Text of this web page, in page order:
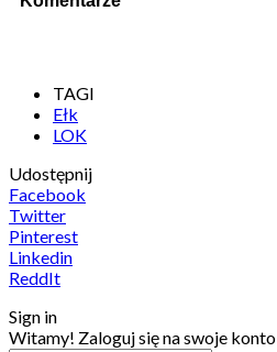
TAGI
Ełk
LOK
Udostępnij
Facebook
Twitter
Pinterest
Linkedin
ReddIt
Sign in
Witamy! Zaloguj się na swoje konto